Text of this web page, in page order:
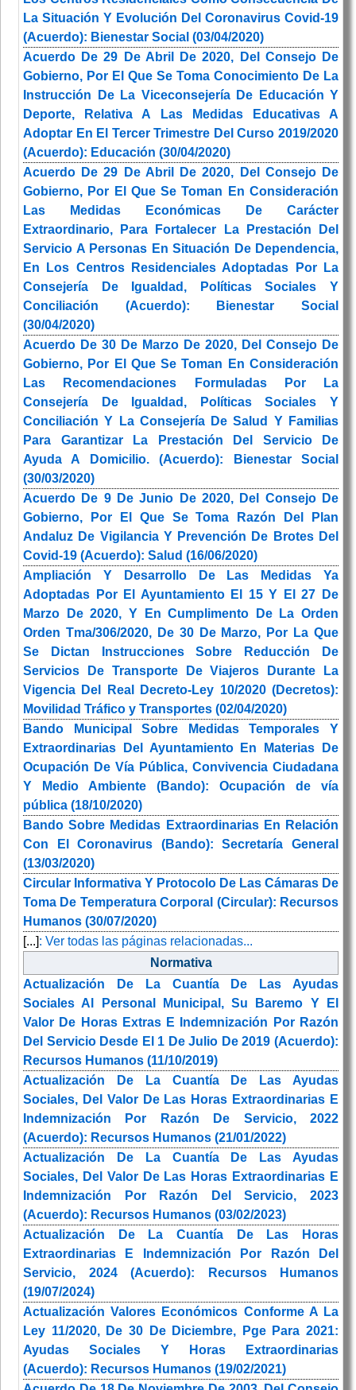
La Situación Y Evolución Del Coronavirus Covid-19
(Acuerdo): Bienestar Social (03/04/2020)
Acuerdo De 29 De Abril De 2020, Del Consejo De
Gobierno, Por El Que Se Toma Conocimiento De La
Instrucción De La Viceconsejería De Educación Y
Deporte, Relativa A Las Medidas Educativas A
Adoptar En El Tercer Trimestre Del Curso 2019/2020
(Acuerdo): Educación (30/04/2020)
Acuerdo De 29 De Abril De 2020, Del Consejo De
Gobierno, Por El Que Se Toman En Consideración
Las Medidas Económicas De Carácter
Extraordinario, Para Fortalecer La Prestación Del
Servicio A Personas En Situación De Dependencia,
En Los Centros Residenciales Adoptadas Por La
Consejería De Igualdad, Políticas Sociales Y
Conciliación (Acuerdo): Bienestar Social
(30/04/2020)
Acuerdo De 30 De Marzo De 2020, Del Consejo De
Gobierno, Por El Que Se Toman En Consideración
Las Recomendaciones Formuladas Por La
Consejería De Igualdad, Políticas Sociales Y
Conciliación Y La Consejería De Salud Y Familias
Para Garantizar La Prestación Del Servicio De
Ayuda A Domicilio. (Acuerdo): Bienestar Social
(30/03/2020)
Acuerdo De 9 De Junio De 2020, Del Consejo De
Gobierno, Por El Que Se Toma Razón Del Plan
Andaluz De Vigilancia Y Prevención De Brotes Del
Covid-19 (Acuerdo): Salud (16/06/2020)
Ampliación Y Desarrollo De Las Medidas Ya
Adoptadas Por El Ayuntamiento El 15 Y El 27 De
Marzo De 2020, Y En Cumplimento De La Orden
Orden Tma/306/2020, De 30 De Marzo, Por La Que
Se Dictan Instrucciones Sobre Reducción De
Servicios De Transporte De Viajeros Durante La
Vigencia Del Real Decreto-Ley 10/2020 (Decretos):
Movilidad Tráfico y Transportes (02/04/2020)
Bando Municipal Sobre Medidas Temporales Y
Extraordinarias Del Ayuntamiento En Materias De
Ocupación De Vía Pública, Convivencia Ciudadana
Y Medio Ambiente (Bando): Ocupación de vía
pública (18/10/2020)
Bando Sobre Medidas Extraordinarias En Relación
Con El Coronavirus (Bando): Secretaría General
(13/03/2020)
Circular Informativa Y Protocolo De Las Cámaras De
Toma De Temperatura Corporal (Circular): Recursos
Humanos (30/07/2020)
[...]: Ver todas las páginas relacionadas...
Normativa
Actualización De La Cuantía De Las Ayudas
Sociales Al Personal Municipal, Su Baremo Y El
Valor De Horas Extras E Indemnización Por Razón
Del Servicio Desde El 1 De Julio De 2019 (Acuerdo):
Recursos Humanos (11/10/2019)
Actualización De La Cuantía De Las Ayudas
Sociales, Del Valor De Las Horas Extraordinarias E
Indemnización Por Razón De Servicio, 2022
(Acuerdo): Recursos Humanos (21/01/2022)
Actualización De La Cuantía De Las Ayudas
Sociales, Del Valor De Las Horas Extraordinarias E
Indemnización Por Razón Del Servicio, 2023
(Acuerdo): Recursos Humanos (03/02/2023)
Actualización De La Cuantía De Las Horas
Extraordinarias E Indemnización Por Razón Del
Servicio, 2024 (Acuerdo): Recursos Humanos
(19/07/2024)
Actualización Valores Económicos Conforme A La
Ley 11/2020, De 30 De Diciembre, Pge Para 2021:
Ayudas Sociales Y Horas Extraordinarias
(Acuerdo): Recursos Humanos (19/02/2021)